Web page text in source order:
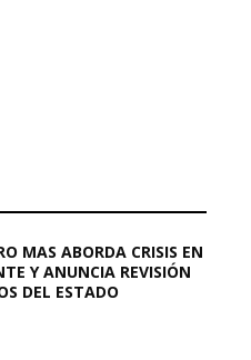
MAS ABORDA CRISIS EN
Y ANUNCIA REVISIÓN
DEL ESTADO